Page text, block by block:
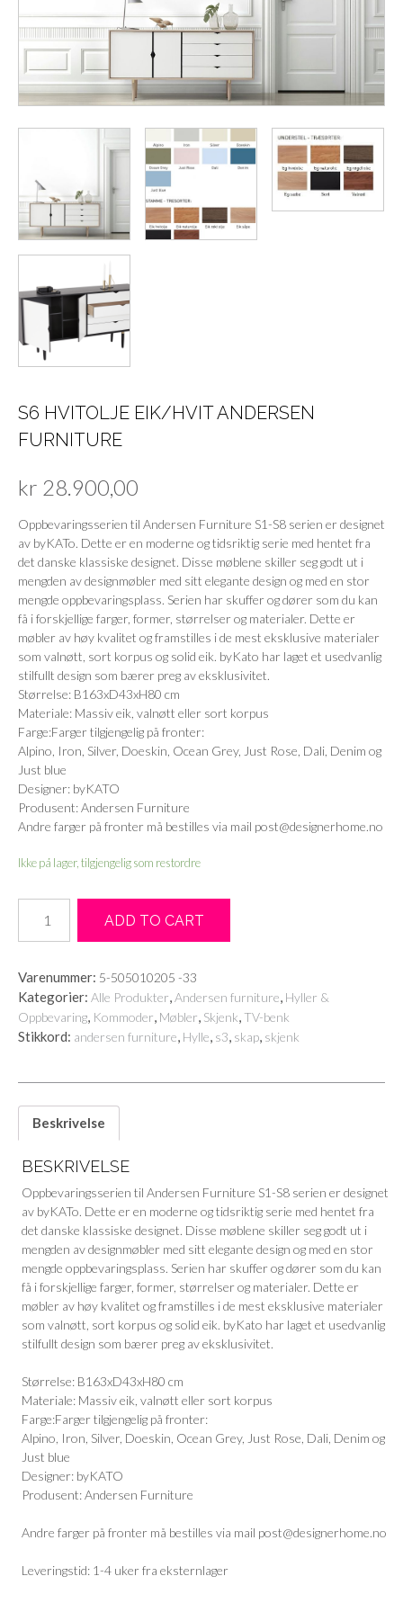
S6 HVITOLJE EIK/HVIT ANDERSEN
FURNITURE
kr 28.900,00
Oppbevaringsserien til Andersen Furniture S1-S8 serien er designet
av byKATo. Dette er en moderne og tidsriktig serie med hentet fra
det danske klassiske designet. Disse møblene skiller seg godt ut i
mengden av designmøbler med sitt elegante design og med en stor
mengde oppbevaringsplass. Serien har skuffer og dører som du kan
få i forskjellige farger, former, størrelser og materialer. Dette er
møbler av høy kvalitet og framstilles i de mest eksklusive materialer
som valnøtt, sort korpus og solid eik. byKato har laget et usedvanlig
stilfullt design som bærer preg av eksklusivitet.
Størrelse: B163xD43xH80 cm
Materiale: Massiv eik, valnøtt eller sort korpus
Farge:Farger tilgjengelig på fronter:
Alpino, Iron, Silver, Doeskin, Ocean Grey, Just Rose, Dali, Denim og
Just blue
Designer: byKATO
Produsent: Andersen Furniture
Andre farger på fronter må bestilles via mail post@designerhome.no
Ikke på lager, tilgjengelig som restordre
Hvitolje
eik/hvit
Furniture
antall
ADD TO CART
Varenummer: 5-505010205 -33
Kategorier: Alle Produkter,Andersen furniture, Hyller &
Oppbevaring, Kommoder, Møbler, Skjenk,TV-benk
Stikkord: andersen furniture, Hylle, s3, skap, skjenk
Beskrivelse
BESKRIVELSE
Oppbevaringsserien til Andersen Furniture S1-S8 serien er designet
av byKATo. Dette er en moderne og tidsriktig serie med hentet fra
det danske klassiske designet. Disse møblene skiller seg godt ut i
mengden av designmøbler med sitt elegante design og med en stor
mengde oppbevaringsplass. Serien har skuffer og dører som du kan
få i forskjellige farger, former, størrelser og materialer. Dette er
møbler av høy kvalitet og framstilles i de mest eksklusive materialer
som valnøtt, sort korpus og solid eik. byKato har laget et usedvanlig
stilfullt design som bærer preg av eksklusivitet.
Størrelse: B163xD43xH80 cm
Materiale: Massiv eik, valnøtt eller sort korpus
Farge:Farger tilgjengelig på fronter:
Alpino, Iron, Silver, Doeskin, Ocean Grey, Just Rose, Dali, Denim og
Just blue
Designer: byKATO
Produsent: Andersen Furniture
Andre farger på fronter må bestilles via mail post@designerhome.no
Leveringstid: 1-4 uker fra eksternlager